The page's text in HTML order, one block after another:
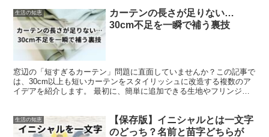
生活の知恵
カーテンの長さが足りない…
30cm不足を一瞬で補う裏技
窓辺の「短すぎるカーテン」問題に直面していませんか？この記事で
は、30cm以上も短いカーテンをスタイリッシュに改造する複数のア
イデアを紹介します。 最初に、簡単に追加できる生地やフリンジ、
生活の知恵
【保存版】イニシャルとは一文字
のどっち？名前と苗字どちらが